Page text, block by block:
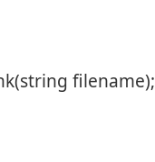
filename);